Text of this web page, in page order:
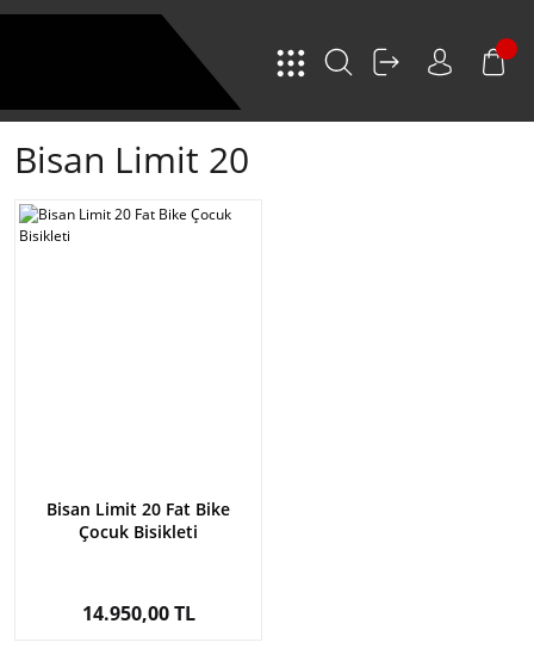
Bisan Limit 20
Bisan Limit 20 Fat Bike
Çocuk Bisikleti
14.950,00 TL